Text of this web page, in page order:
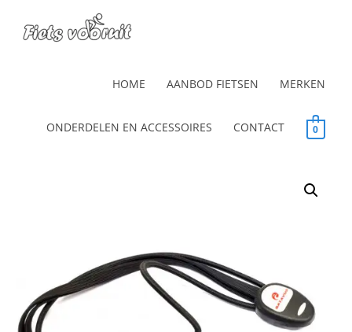
HOME AANBOD FIETSEN MERKEN
ONDERDELEN EN ACCESSOIRES CONTACT 0